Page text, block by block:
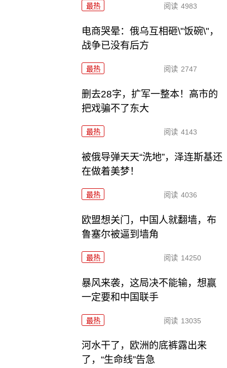
最热 阅读 4983
电商哭晕：俄乌互相砸\"饭碗\"，
战争已没有后方
最热 阅读 2747
删去28字，扩军一整本！高市的
把戏骗不了东大
最热 阅读 4143
被俄导弹天天“洗地”，泽连斯基还
在做着美梦！
最热 阅读 4036
欧盟想关门，中国人就翻墙，布
鲁塞尔被逼到墙角
最热 阅读 14250
暴风来袭，这局决不能输，想赢
一定要和中国联手
最热 阅读 13035
河水干了，欧洲的底裤露出来
了，“生命线”告急